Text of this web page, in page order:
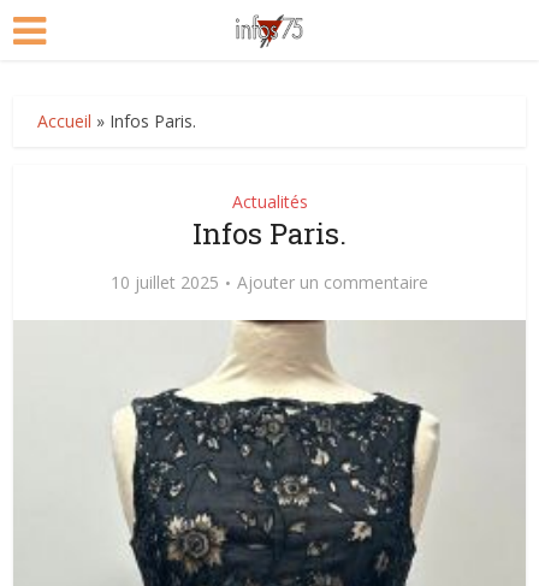
Accueil » Infos Paris.
Actualités
Infos Paris.
10 juillet 2025 Ajouter un commentaire